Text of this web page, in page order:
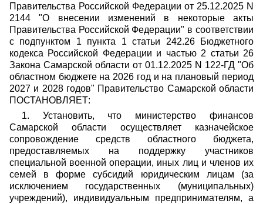
Правительства Российской Федерации от 25.12.2025 N
2144 "О внесении изменений в некоторые акты
Правительства Российской Федерации" в соответствии
с подпунктом 1 пункта 1 статьи 242.26 Бюджетного
кодекса Российской Федерации и частью 2 статьи 26
Закона Самарской области от 01.12.2025 N 122-ГД "Об
областном бюджете на 2026 год и на плановый период
2027 и 2028 годов" Правительство Самарской области
ПОСТАНОВЛЯЕТ:
1. Установить, что министерство финансов
Самарской области осуществляет казначейское
сопровождение средств областного бюджета,
предоставляемых на поддержку участников
специальной военной операции, иных лиц и членов их
семей в форме субсидий юридическим лицам (за
исключением государственных (муниципальных)
учреждений), индивидуальным предпринимателям, а